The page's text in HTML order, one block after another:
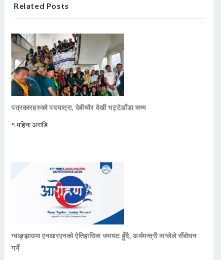
Related Posts
पत्रकारहरुको पदयात्रा, देबीचौर देखी भट्टेडाँडा सम्म
१ महिना अगाडि
ग्वाङ्झाउमा एनआरएनको ऐतिहासिक जमघट हुँदै, अर्थमन्त्री वाग्लेले सँबोधन
गर्ने